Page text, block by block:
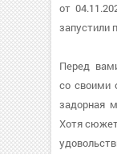
от
Перед
со своими
задорная
Хотя